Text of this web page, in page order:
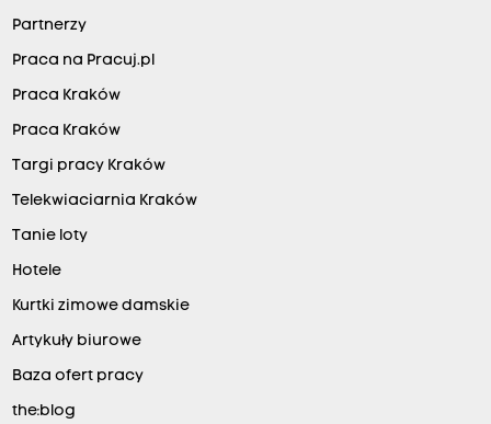
Partnerzy
Praca na Pracuj.pl
Praca Kraków
Praca Kraków
Targi pracy Kraków
Telekwiaciarnia Kraków
Tanie loty
Hotele
Kurtki zimowe damskie
Artykuły biurowe
Baza ofert pracy
the:blog